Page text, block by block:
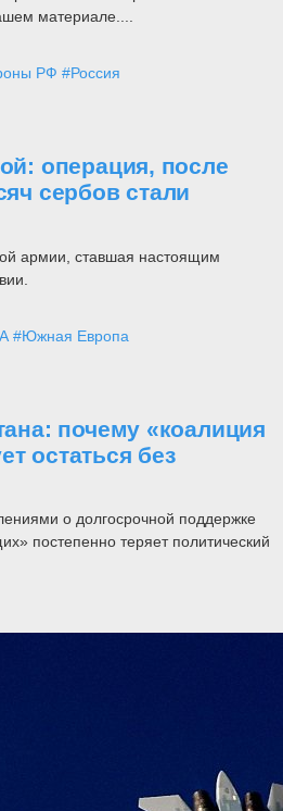
материале....
РФ #Россия
операция, после
сербов стали
армии, ставшая настоящим
#Южная Европа
почему «коалиция
остаться без
о долгосрочной поддержке
постепенно теряет политический